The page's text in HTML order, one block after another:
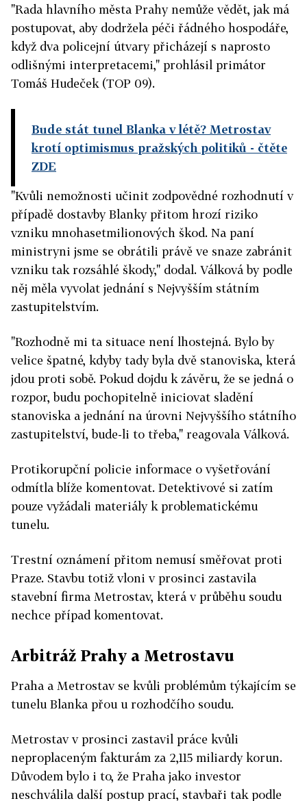
"Rada hlavního města Prahy nemůže vědět, jak má
postupovat, aby dodržela péči řádného hospodáře,
když dva policejní útvary přicházejí s naprosto
odlišnými interpretacemi," prohlásil primátor
Tomáš Hudeček (TOP 09).
Bude stát tunel Blanka v létě? Metrostav
krotí optimismus pražských politiků - čtěte
ZDE
"Kvůli nemožnosti učinit zodpovědné rozhodnutí v
případě dostavby Blanky přitom hrozí riziko
vzniku mnohasetmilionových škod. Na paní
ministryni jsme se obrátili právě ve snaze zabránit
vzniku tak rozsáhlé škody," dodal. Válková by podle
něj měla vyvolat jednání s Nejvyšším státním
zastupitelstvím.
"Rozhodně mi ta situace není lhostejná. Bylo by
velice špatné, kdyby tady byla dvě stanoviska, která
jdou proti sobě. Pokud dojdu k závěru, že se jedná o
rozpor, budu pochopitelně iniciovat sladění
stanoviska a jednání na úrovni Nejvyššího státního
zastupitelství, bude-li to třeba," reagovala Válková.
Protikorupční policie informace o vyšetřování
odmítla blíže komentovat. Detektivové si zatím
pouze vyžádali materiály k problematickému
tunelu.
Trestní oznámení přitom nemusí směřovat proti
Praze. Stavbu totiž vloni v prosinci zastavila
stavební firma Metrostav, která v průběhu soudu
nechce případ komentovat.
Arbitráž Prahy a Metrostavu
Praha a Metrostav se kvůli problémům týkajícím se
tunelu Blanka přou u rozhodčího soudu.
Metrostav v prosinci zastavil práce kvůli
neproplaceným fakturám za 2,115 miliardy korun.
Důvodem bylo i to, že Praha jako investor
neschválila další postup prací, stavbaři tak podle